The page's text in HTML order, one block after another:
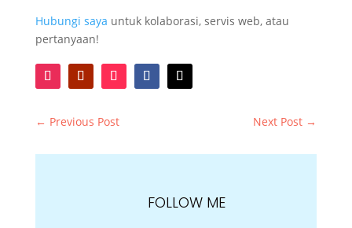
Hubungi saya untuk kolaborasi, servis web, atau
pertanyaan!
← Previous Post Next Post →
FOLLOW ME